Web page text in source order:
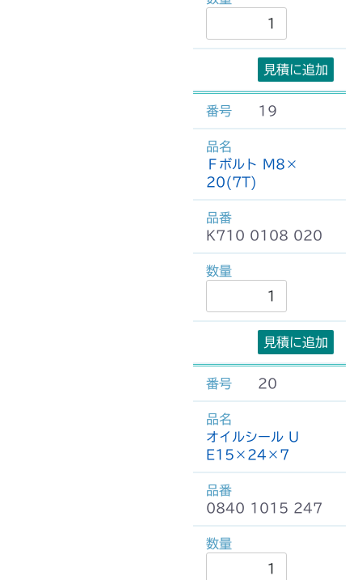
見積に追加
19
Ｆボルト M8×
20(7T)
K710 0108 020
見積に追加
20
オイルシール U
E15×24×7
0840 1015 247